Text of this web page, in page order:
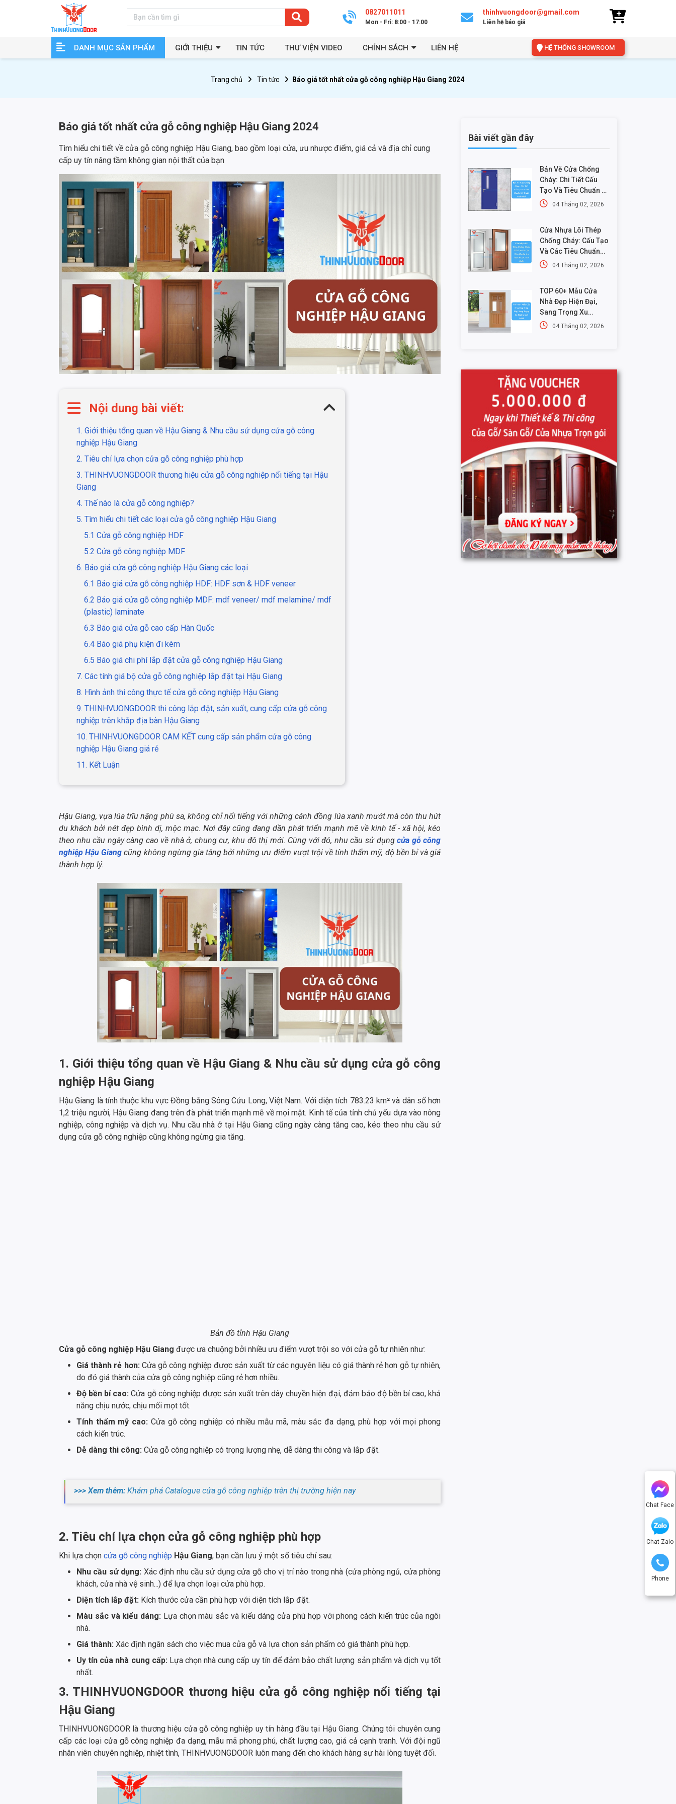
0827011011
Mon - Fri: 8:00 - 17:00
thinhvuongdoor@gmail.com
Liên hệ báo giá
DANH MỤC SẢN PHẨM GIỚI THIỆU TIN TỨC THƯ VIỆN VIDEO CHÍNH SÁCH LIÊN HỆ HỆ THỐNG SHOWROOM
Chat Face
Chat Zalo
Phone
Trang chủ Tin tức Báo giá tốt nhất cửa gỗ công nghiệp Hậu Giang 2024
Báo giá tốt nhất cửa gỗ công nghiệp Hậu Giang 2024
Tìm hiểu chi tiết về cửa gỗ công nghiệp Hậu Giang, bao gồm loại cửa, ưu nhược điểm, giá cả và địa chỉ cung
cấp uy tín nâng tầm không gian nội thất của bạn
Nội dung bài viết:
1. Giới thiệu tổng quan về Hậu Giang & Nhu cầu sử dụng cửa gỗ công
nghiệp Hậu Giang
2. Tiêu chí lựa chọn cửa gỗ công nghiệp phù hợp
3. THINHVUONGDOOR thương hiệu cửa gỗ công nghiệp nổi tiếng tại Hậu
Giang
4. Thế nào là cửa gỗ công nghiệp?
5. Tìm hiểu chi tiết các loại cửa gỗ công nghiệp Hậu Giang
5.1 Cửa gỗ công nghiệp HDF
5.2 Cửa gỗ công nghiệp MDF
6. Báo giá cửa gỗ công nghiệp Hậu Giang các loại
6.1 Báo giá cửa gỗ công nghiệp HDF: HDF sơn & HDF veneer
6.2 Báo giá cửa gỗ công nghiệp MDF: mdf veneer/ mdf melamine/ mdf
(plastic) laminate
6.3 Báo giá cửa gỗ cao cấp Hàn Quốc
6.4 Báo giá phụ kiện đi kèm
6.5 Báo giá chi phí lắp đặt cửa gỗ công nghiệp Hậu Giang
7. Các tính giá bộ cửa gỗ công nghiệp lắp đặt tại Hậu Giang
8. Hình ảnh thi công thực tế cửa gỗ công nghiệp Hậu Giang
9. THINHVUONGDOOR thi công lắp đặt, sản xuất, cung cấp cửa gỗ công
nghiệp trên khắp địa bàn Hậu Giang
10. THINHVUONGDOOR CAM KẾT cung cấp sản phẩm cửa gỗ công
nghiệp Hậu Giang giá rẻ
11. Kết Luận
Hậu Giang, vựa lúa trĩu nặng phù sa, không chỉ nổi tiếng với những cánh đồng lúa xanh mướt mà còn thu hút
du khách bởi nét đẹp bình dị, mộc mạc. Nơi đây cũng đang dần phát triển mạnh mẽ về kinh tế - xã hội, kéo
theo nhu cầu ngày càng cao về nhà ở, chung cư, khu đô thị mới. Cùng với đó, nhu cầu sử dụngcửa gỗ công
nghiệp Hậu Giang cũng không ngừng gia tăng bởi những ưu điểm vượt trội về tính thẩm mỹ, độ bền bỉ và giá
thành hợp lý.
1. Giới thiệu tổng quan về Hậu Giang & Nhu cầu sử dụng cửa gỗ công
nghiệp Hậu Giang
Hậu Giang là tỉnh thuộc khu vực Đồng bằng Sông Cửu Long, Việt Nam. Với diện tích 783.23 km² và dân số hơn
1,2 triệu người, Hậu Giang đang trên đà phát triển mạnh mẽ về mọi mặt. Kinh tế của tỉnh chủ yếu dựa vào nông
nghiệp, công nghiệp và dịch vụ. Nhu cầu nhà ở tại Hậu Giang cũng ngày càng tăng cao, kéo theo nhu cầu sử
dụng cửa gỗ công nghiệp cũng không ngừng gia tăng.
Bản đồ tỉnh Hậu Giang
Cửa gỗ công nghiệp Hậu Giang được ưa chuộng bởi nhiều ưu điểm vượt trội so với cửa gỗ tự nhiên như:
Giá thành rẻ hơn:Cửa gỗ công nghiệp được sản xuất từ các nguyên liệu có giá thành rẻ hơn gỗ tự nhiên,
do đó giá thành của cửa gỗ công nghiệp cũng rẻ hơn nhiều.
Độ bền bỉ cao: Cửa gỗ công nghiệp được sản xuất trên dây chuyền hiện đại, đảm bảo độ bền bỉ cao, khả
năng chịu nước, chịu mối mọt tốt.
Tính thẩm mỹ cao: Cửa gỗ công nghiệp có nhiều mẫu mã, màu sắc đa dạng, phù hợp với mọi phong
cách kiến trúc.
Dễ dàng thi công: Cửa gỗ công nghiệp có trọng lượng nhẹ, dễ dàng thi công và lắp đặt.
>>> Xem thêm: Khám phá Catalogue cửa gỗ công nghiệp trên thị trường hiện nay
2. Tiêu chí lựa chọn cửa gỗ công nghiệp phù hợp
Khi lựa chọn cửa gỗ công nghiệp Hậu Giang, bạn cần lưu ý một số tiêu chí sau:
Nhu cầu sử dụng: Xác định nhu cầu sử dụng cửa gỗ cho vị trí nào trong nhà (cửa phòng ngủ, cửa phòng
khách, cửa nhà vệ sinh...) để lựa chọn loại cửa phù hợp.
Diện tích lắp đặt: Kích thước cửa cần phù hợp với diện tích lắp đặt.
Màu sắc và kiểu dáng: Lựa chọn màu sắc và kiểu dáng cửa phù hợp với phong cách kiến trúc của ngôi
nhà.
Giá thành: Xác định ngân sách cho việc mua cửa gỗ và lựa chọn sản phẩm có giá thành phù hợp.
Uy tín của nhà cung cấp:Lựa chọn nhà cung cấp uy tín để đảm bảo chất lượng sản phẩm và dịch vụ tốt
nhất.
3. THINHVUONGDOOR thương hiệu cửa gỗ công nghiệp nổi tiếng tại
Hậu Giang
THINHVUONGDOOR là thương hiệu cửa gỗ công nghiệp uy tín hàng đầu tại Hậu Giang. Chúng tôi chuyên cung
cấp các loại cửa gỗ công nghiệp đa dạng, mẫu mã phong phú, chất lượng cao, giá cả cạnh tranh. Với đội ngũ
nhân viên chuyên nghiệp, nhiệt tình, THINHVUONGDOOR luôn mang đến cho khách hàng sự hài lòng tuyệt đối.
Bài viết gần đây
Bản Vẽ Cửa Chống
Cháy: Chi Tiết Cấu
Tạo Và Tiêu Chuẩn Kỹ
Thuật Mới Nhất
04 Tháng 02, 2026
Cửa Nhựa Lõi Thép
Chống Cháy: Cấu Tạo
Và Các Tiêu Chuẩn
An Toàn PCCC Mới
04 Tháng 02, 2026
TOP 60+ Mẫu Cửa
Nhà Đẹp Hiện Đại,
Sang Trọng Xu
Hướng Mới Nhất
04 Tháng 02, 2026